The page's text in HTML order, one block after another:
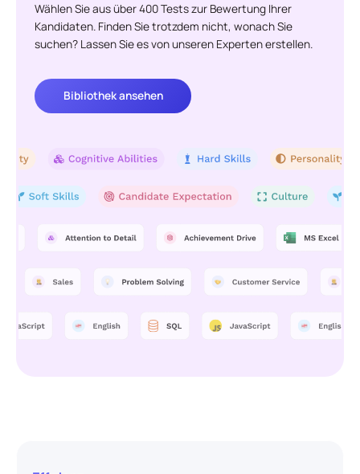
Wählen Sie aus über 400 Tests zur Bewertung Ihrer
Kandidaten. Finden Sie trotzdem nicht, wonach Sie
suchen? Lassen Sie es von unseren Experten erstellen.
Bibliothek ansehen